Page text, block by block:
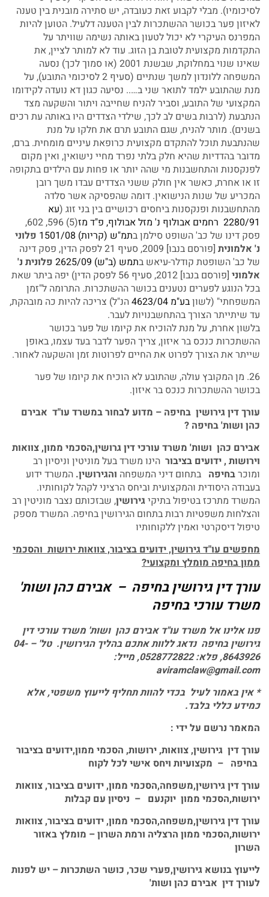
לסיכומיו). מבלי לקבוע זאת כעובדה, יש סתירה מובנית בין טענה
לאיזון פער בכושר ההשתכרות לבין הטענה דלעיל. הטוען להיות
המפרנס העיקרי לא יכול לטעון באותה נשימה שוויתר על
התקדמות מקצועית לטובת בן הזוג. עוד לא למותר לציין, את
שאינו שנוי במחלוקת, שבשנת 2001 (או סמוך לכך) נסעה
המשפחה ללונדון למשך שנתיים (סעיף 2 לסיכומי התובע), על
מנת שהתובע ילמד לתואר שני ב….. נסיעה כגון דא נועדה לקידומו
המקצועי של התובע, וסביר להניח שחייבה ויתור והשקעה מצד
הנתבעת (לרבות בשים לב לכך, שילדי הצדדים היו באותה עת רכים
בשנים). מותר להניח, שגם התובע תרם את חלקו על מנת
שהנתבעת תוכל להתקדם מקצועית כרופאת עיניים מומחית. ברם,
מדובר בהדדיות שהיא חלק בלתי נפרד מחיי נישואין, ואין מקום
לפנקסנות והתחשבנות מי שהה יותר או פחות עם הילדים בתקופה
זו או אחרת, כאשר אין חולק ששני הצדדים עבדו משך רובן
המכריע של שנות הנישואין. דומה שהפסיקה אשר סלדה
מהתחשבנות ופנקסנות ביחסים רכושיים בין בני זוג (עא
2280/91 רחמים אבולוף נ' מזל אבולוף, פ"ד מז
(5) 596, 602,
פסק דינו של כב' השופט סילמן בתמ"ש (קריות) 1501/08
פלוני
נ' אלמונית
[פורסם בנבו] 2009, סעיף 21 לפסק הדין, פסק דינה
של כב' השופטת קודלר-עיאש בתמש (ב"ש) 2625/09
פלונית נ'
אלמוני
[פורסם בנבו] 2012, סעיף 56 לפסק הדין) יפה ביתר שאת
בכל הנוגע לפערים נטענים בכושר ההשתכרות. התרומה ל"זמן
המשפחתי" (לשוןבע"מ 4623/04
הנ"ל) צריכה להיות כה מובהקת,
עד שיתייתר הצורך בהתחשבנויות לעבר.
בלשון אחרת, על מנת להוכיח את קיומו של פער בכושר
ההשתכרות כנכס בר איזון, צריך הפער לדבר בעד עצמו, באופן
שייתר את הצורך לפרוט את החיים לפרוטות זמן והשקעה לאחור.
26. מן המקובץ עולה, שהתובע לא הוכיח את קיומו של פער
בכושר ההשתכרות כנכס בר איזון.
עורך דין גירושין בחיפה – מדוע לבחור במשרד עו"ד אבירם
כהן ושות' בחיפה ?
אבירם כהן ושות' משרד עורכי דין גרושין,הסכמי ממון, צוואות
וירושות , ידועים בציבור הינו משרד בעל מוניטין וניסיון רב
ומוכרבחיפה בתחום דיני המשפחה והגירושין. המשרד ידוע
בעבודה היסודית והמקצועית וביחס הרציני לקהל לקוחותיו.
המשרד מתרכז בטיפול בתיקיגירושין, שבזכותם נצבר מוניטין רב
והצלחות משפטיות רבות בתחום הגירושין בחיפה. המשרד מספק
טיפול דיסקרטי ואמין ללקוחותיו
מחפשים עו"ד גירושין, ידועים בציבור, צוואות ירושות והסכמי
ממון בחיפה מומלץ ומקצועי?
עורך דין גירושין בחיפה – אבירם כהן ושות'
משרד עורכי בחיפה
פנו אלינו אל משרד עו"ד אבירם כהן ושות' משרד עורכי דין
גירושין בחיפה נדאג ללוות אתכם בהליך הגירושין.
טל' – 04-
8643926, פלא: 0528772822, מייל:
aviramclaw@gmail.com
*אין באמור לעיל בכדי להוות תחליף לייעוץ משפטי, אלא
כמידע כללי בלבד.
המאמר נרשם על ידי :
עורך דין גירושין, צוואות, ירושות, הסכמי ממון,ידועים בציבור
בחיפה – מקצועיות ויחס אישי לכל לקוח
עורך דין גירושין,משפחה,הסכמי ממון, ידועים בציבור, צוואות
ירושות,הסכמי ממון יוקנעם – ניסיון עם קבלות
עורך דין גירושין,משפחה,הסכמי ממון, ידועים בציבור, צוואות
ירושות,הסכמי ממון הרצליה ורמת השרון – מומלץ באזור
השרון
לייעוץ בנושא גירושין,פערי שכר, כושר השתכרות – יש לפנות
לעורך דין אבירם כהן ושות'